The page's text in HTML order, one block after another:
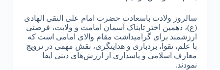
سالروز ولادت باسعادت حضرت امام علی النقی الهادی
(ع)، دهمین اختر تابناک آسمان امامت و ولایت، فرصتی
ارزشمند برای گرامیداشت مقام والای امامی است که
با علم، تقوا، بردباری و هدایتگری، نقش مهمی در ترویج
معارف اسلامی و پاسداری از ارزش‌های دینی ایفا
نمودند.